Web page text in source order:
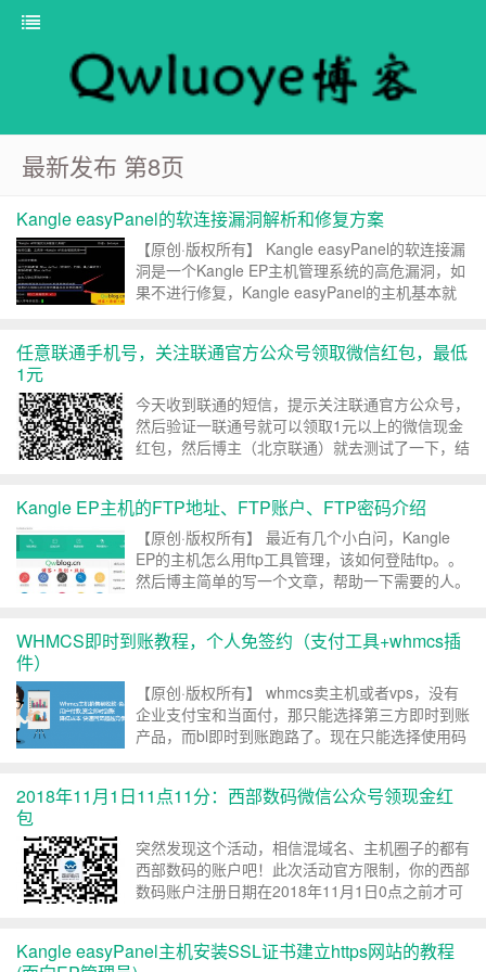
最新发布 第8页
Kangle easyPanel的软连接漏洞解析和修复方案
【原创·版权所有】 Kangle easyPanel的软连接漏
洞是一个Kangle EP主机管理系统的高危漏洞，如
果不进行修复，Kangle easyPanel的主机基本就
任意联通手机号，关注联通官方公众号领取微信红包，最低
1元
今天收到联通的短信，提示关注联通官方公众号，
然后验证一联通号就可以领取1元以上的微信现金
红包，然后博主（北京联通）就去测试了一下，结
和5.88元！废话不多说，开始薅羊毛教程： 活...
Kangle EP主机的FTP地址、FTP账户、FTP密码介绍
【原创·版权所有】 最近有几个小白问，Kangle
EP的主机怎么用ftp工具管理，该如何登陆ftp。。
然后博主简单的写一个文章，帮助一下需要的人。
WHMCS即时到账教程，个人免签约（支付工具+whmcs插
件）
【原创·版权所有】 whmcs卖主机或者vps，没有
企业支付宝和当面付，那只能选择第三方即时到账
产品，而bl即时到账跑路了。现在只能选择使用码
他的不是太贵就是收费。码支付：码支付是一款集
2018年11月1日11点11分：西部数码微信公众号领现金红
包
突然发现这个活动，相信混域名、主机圈子的都有
西部数码的账户吧！此次活动官方限制，你的西部
数码账户注册日期在2018年11月1日0点之前才可
发送信息，让绑定你的西部数码账户，绑定之后即
Kangle easyPanel主机安装SSL证书建立https网站的教程